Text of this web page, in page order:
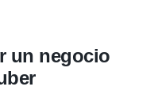
un negocio